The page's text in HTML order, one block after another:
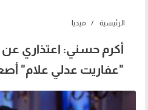
الرئيسية ميديا
أكرم حسني: اعتذاري
"عفاريت عدلي علام"